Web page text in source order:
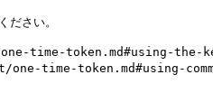
ださい。
one-time-token.md#using-
one-time-token.md#using-